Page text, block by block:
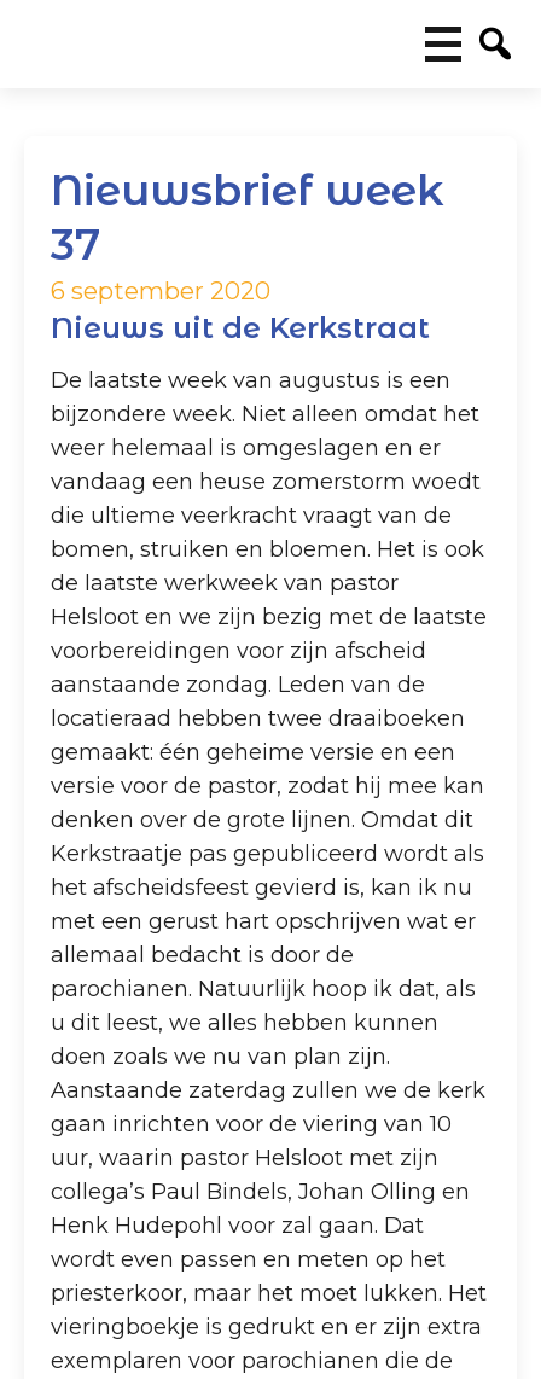
Nieuwsbrief week
37
6 september 2020
Nieuws uit de Kerkstraat
De laatste week van augustus is een
bijzondere week. Niet alleen omdat het
weer helemaal is omgeslagen en er
vandaag een heuse zomerstorm woedt
die ultieme veerkracht vraagt van de
bomen, struiken en bloemen. Het is ook
de laatste werkweek van pastor
Helsloot en we zijn bezig met de laatste
voorbereidingen voor zijn afscheid
aanstaande zondag. Leden van de
locatieraad hebben twee draaiboeken
gemaakt: één geheime versie en een
versie voor de pastor, zodat hij mee kan
denken over de grote lijnen. Omdat dit
Kerkstraatje pas gepubliceerd wordt als
het afscheidsfeest gevierd is, kan ik nu
met een gerust hart opschrijven wat er
allemaal bedacht is door de
parochianen. Natuurlijk hoop ik dat, als
u dit leest, we alles hebben kunnen
doen zoals we nu van plan zijn.
Aanstaande zaterdag zullen we de kerk
gaan inrichten voor de viering van 10
uur, waarin pastor Helsloot met zijn
collega’s Paul Bindels, Johan Olling en
Henk Hudepohl voor zal gaan. Dat
wordt even passen en meten op het
priesterkoor, maar het moet lukken. Het
vieringboekje is gedrukt en er zijn extra
exemplaren voor parochianen die de